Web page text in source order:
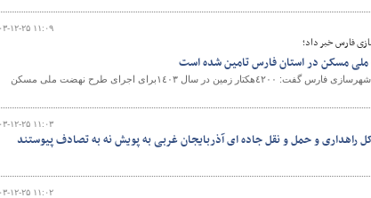
۱۴۰۳-۱۲-۲۵
فارس خبر داد؛
معاون املاک و حقوقی اداره کل راه و شهرسازی فارس گفت: ٤٢٠٠هکتار زمین در سال ١٤٠٣برای اجرای طرح نهضت ملی مسکن
۱۴۰۳-۱۲-۲۵
راهداری و حمل و نقل جاده ای آذربایجان غربی به پویش نه به تصادف پیوستند
۱۴۰۳-۱۲-۲۵